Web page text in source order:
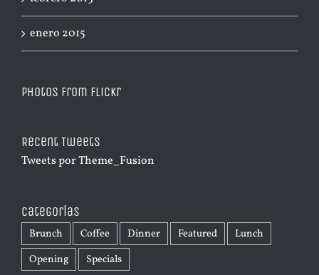
enero 2015
Photos from Flickr
Recent Tweets
Tweets por Theme_Fusion
Categorías
Brunch Coffee Dinner Featured
Lunch
Opening
Specials